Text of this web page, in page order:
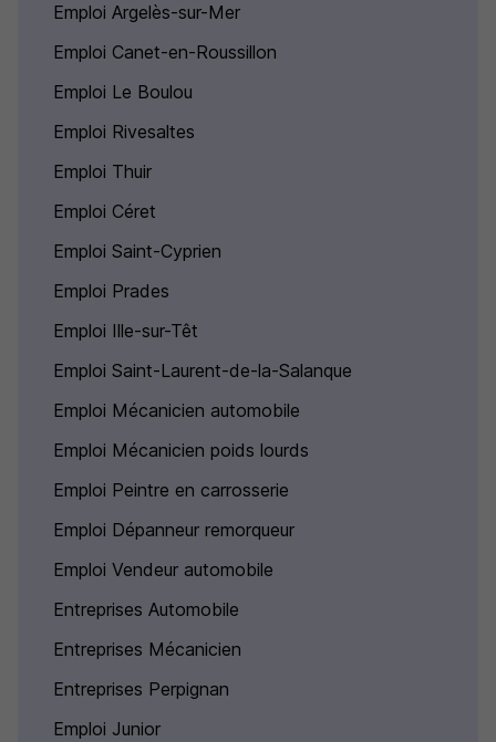
Emploi Argelès-sur-Mer
Emploi Canet-en-Roussillon
Emploi Le Boulou
Emploi Rivesaltes
Emploi Thuir
Emploi Céret
Emploi Saint-Cyprien
Emploi Prades
Emploi Ille-sur-Têt
Emploi Saint-Laurent-de-la-Salanque
Emploi Mécanicien automobile
Emploi Mécanicien poids lourds
Emploi Peintre en carrosserie
Emploi Dépanneur remorqueur
Emploi Vendeur automobile
Entreprises Automobile
Entreprises Mécanicien
Entreprises Perpignan
Emploi Junior